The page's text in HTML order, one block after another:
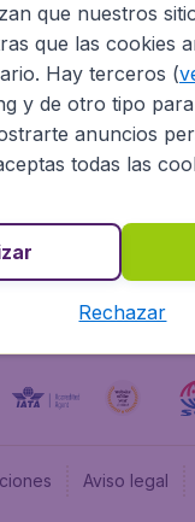
profesionales
Aviso legal
que nuestros
que las cookies
Hay terceros (
y de otro tipo
anuncios
todas las
Rechazar